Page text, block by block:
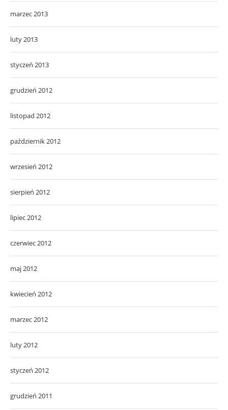
marzec 2013
luty 2013
styczeń 2013
grudzień 2012
listopad 2012
październik 2012
wrzesień 2012
sierpień 2012
lipiec 2012
czerwiec 2012
maj 2012
kwiecień 2012
marzec 2012
luty 2012
styczeń 2012
grudzień 2011